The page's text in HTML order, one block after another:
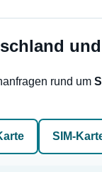
rund um
SIM-